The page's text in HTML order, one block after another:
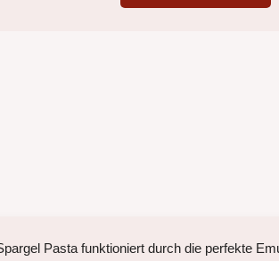
Pasta funktioniert durch die perfekte